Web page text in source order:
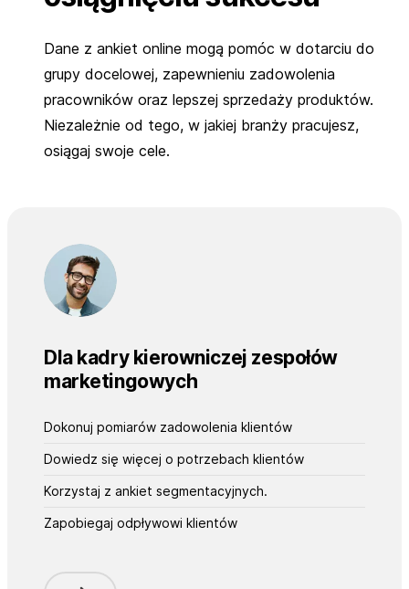
Dane z ankiet online mogą pomóc w dotarciu do
grupy docelowej, zapewnieniu zadowolenia
pracowników oraz lepszej sprzedaży produktów.
Niezależnie od tego, w jakiej branży pracujesz,
osiągaj swoje cele.
Dla kadry kierowniczej zespołów
marketingowych
Dokonuj pomiarów zadowolenia klientów
Dowiedz się więcej o potrzebach klientów
Korzystaj z ankiet segmentacyjnych.
Zapobiegaj odpływowi klientów